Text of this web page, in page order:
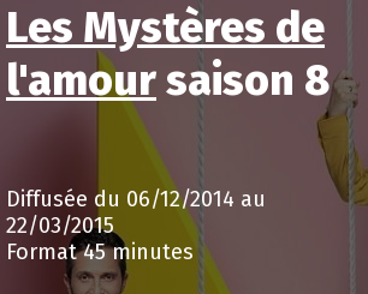
Les Mystères de
l'amoursaison 8
Diffusée du 06/12/2014 au
22/03/2015
Format 45 minutes